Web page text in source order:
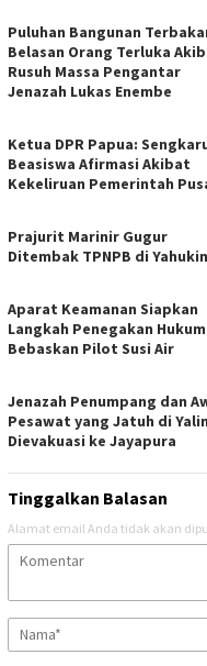
Puluhan Bangunan
Belasan Orang Terluka
Rusuh Massa Pengantar
Jenazah Lukas Enembe
Ketua DPR Papua:
Beasiswa Afirmasi Akibat
Kekeliruan Pemerintah
Prajurit Marinir Gugur
Ditembak TPNPB di
Aparat Keamanan Siapkan
Langkah Penegakan Hukum
Bebaskan Pilot Susi Air
Jenazah Penumpang dan
Pesawat yang Jatuh di
Dievakuasi ke Jayapura
Tinggalkan Balasan
Alamat email Anda tidak akan